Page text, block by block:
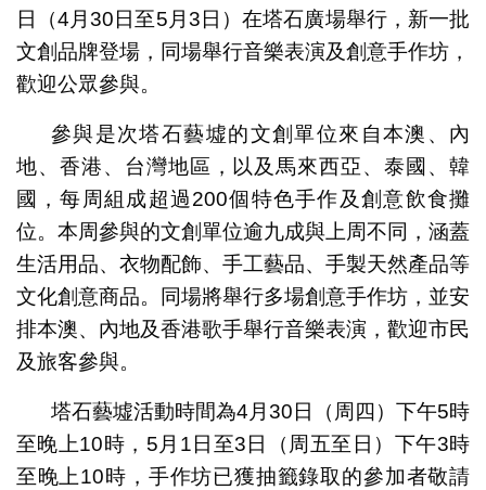
日（4月30日至5月3日）在塔石廣場舉行，新一批
文創品牌登場，同場舉行音樂表演及創意手作坊，
歡迎公眾參與。
參與是次塔石藝墟的文創單位來自本澳、內
地、香港、台灣地區，以及馬來西亞、泰國、韓
國，每周組成超過200個特色手作及創意飲食攤
位。本周參與的文創單位逾九成與上周不同，涵蓋
生活用品、衣物配飾、手工藝品、手製天然產品等
文化創意商品。同場將舉行多場創意手作坊，並安
排本澳、內地及香港歌手舉行音樂表演，歡迎市民
及旅客參與。
塔石藝墟活動時間為4月30日（周四）下午5時
至晚上10時，5月1日至3日（周五至日）下午3時
至晚上10時，手作坊已獲抽籤錄取的參加者敬請